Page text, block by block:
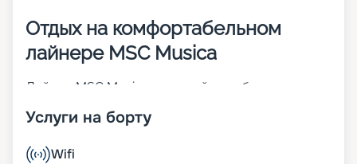
Отдых на комфортабельном
лайнере MSC Musica
Лайнер MSC Musica – первый корабль своего
повысить показатели долговечности,
проведена реновация судна. На 16-палубном (из
Услуги на борту
Wifi